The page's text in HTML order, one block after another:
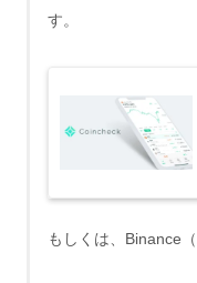
す。
もしくは、Binance